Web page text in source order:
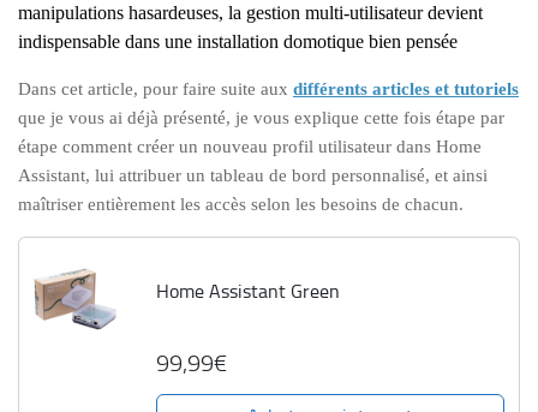
manipulations hasardeuses, la gestion multi-utilisateur devient
indispensable dans une installation domotique bien pensée
Dans cet article, pour faire suite aux différents articles et tutoriels
que je vous ai déjà présenté, je vous explique cette fois étape par
étape comment créer un nouveau profil utilisateur dans Home
Assistant, lui attribuer un tableau de bord personnalisé, et ainsi
maîtriser entièrement les accès selon les besoins de chacun.
Home Assistant Green
99,99€